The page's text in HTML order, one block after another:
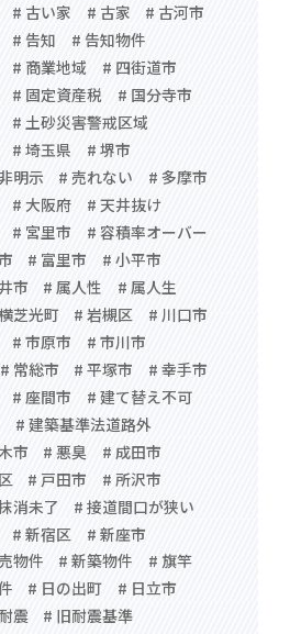
# 古い家 # 古家
# 古河市
# 告知
# 告知物件
# 商業地域
# 四街道市
# 固定資産税
# 国分寺市
# 土砂災害警戒区域
# 埼玉県
# 堺市
明示 # 売れない
# 多摩市
# 大阪府
# 天井抜け
# 宮里市
# 容積率オーバー
# 富里市
# 小平市
市 # 属人性
# 属人生
芝光町 # 岩槻区
# 川口市
# 市原市
# 市川市
# 常総市 # 平塚市
# 幸手市
# 座間市
# 建て替え不可
# 建築基準法道路外
市 # 悪臭
# 成田市
# 戸田市
# 所沢市
消未了
# 接道間口が狭い
# 新宿区
# 新座市
物件 # 新築物件
# 旗竿
# 日の出町
# 日立市
震
# 旧耐震基準